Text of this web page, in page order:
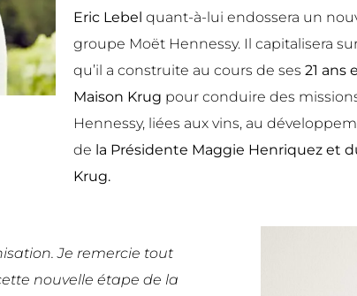
Eric Lebel quant-à-lui endossera un
groupe Moët Hennessy. Il capitalisera
qu’il a construite au cours de ses 21 ans
Maison Krug pour conduire des
Hennessy, liées aux vins, au
de la Présidente Maggie Henriquez et
Krug.
Je remercie tout
nouvelle étape de la